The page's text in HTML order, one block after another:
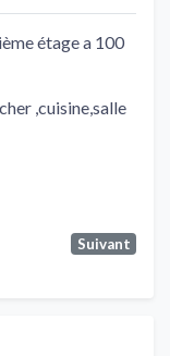
étage a 100
,cuisine,salle
Suivant